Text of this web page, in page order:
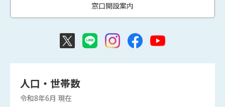
窓口開設案内
人口・世帯数
令和8年6月 現在